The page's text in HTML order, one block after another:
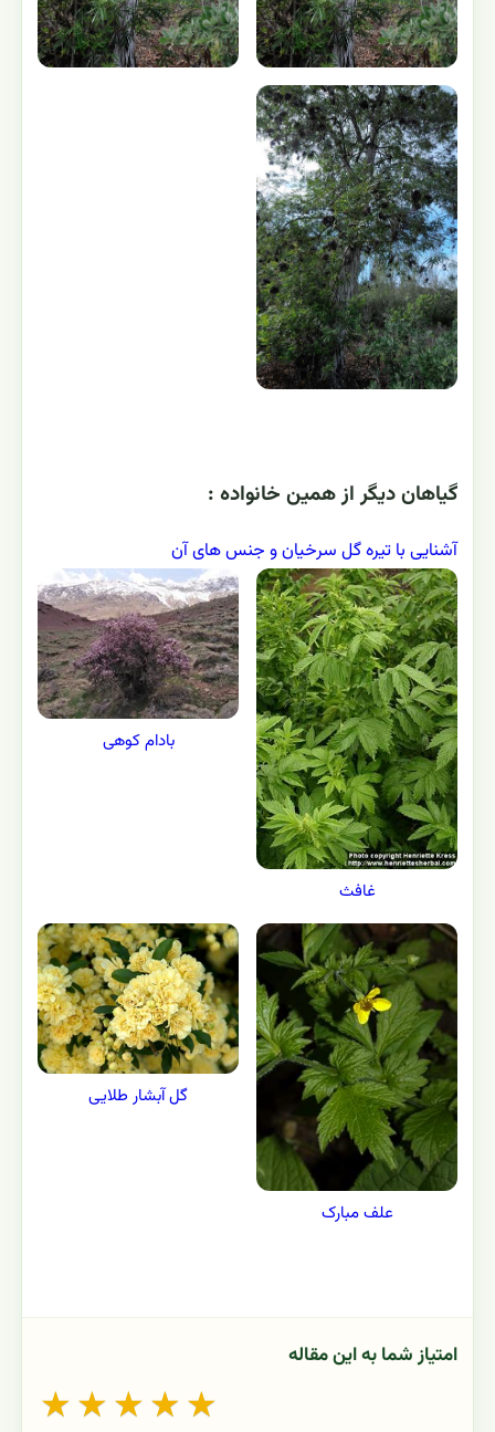
گياهان ديگر از همين خانواده :
آشنایی با تیره گل سرخیان و جنس های آن
غافث
بادام کوهی
علف مبارک
گل آبشار طلایی
امتیاز شما به این مقاله
★ ★ ★ ★ ★